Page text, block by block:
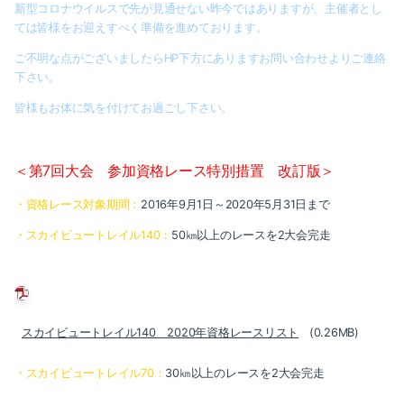
新型コロナウイルスで先が見通せない昨今ではありますが、主催者とし
ては皆様をお迎えすべく準備を進めております。
ご不明な点がございましたらHP下方にありますお問い合わせよりご連絡
下さい。
皆様もお体に気を付けてお過ごし下さい。
＜第7回大会 参加資格レース特別措置 改訂版＞
・資格レース対象期間： 2016年9月1日～2020年5月31日まで
・スカイビュートレイル140： 50㎞以上のレースを2大会完走
スカイビュートレイル140 2020年資格レースリスト (0.26MB)
・スカイビュートレイル70： 30㎞以上のレースを2大会完走